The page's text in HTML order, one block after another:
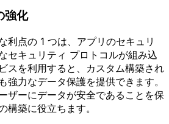
強化
利点の 1 つは、アプリのセキュリ
セキュリティ プロトコルが組み込
スを利用すると、カスタム構築され
強力なデータ保護を提供できます。
ザーにデータが安全であることを保
構築に役立ちます。